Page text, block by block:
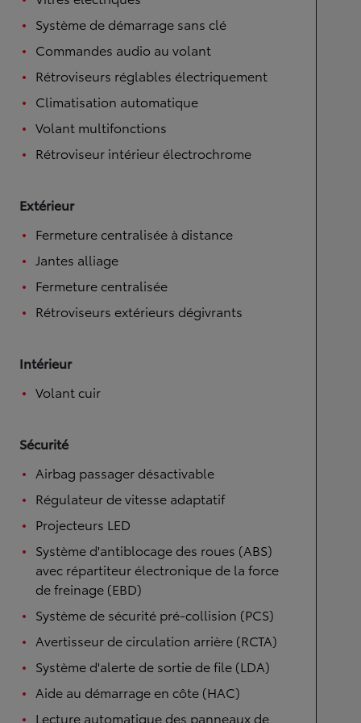
Système de démarrage sans clé
Commandes audio au volant
Rétroviseurs réglables électriquement
Climatisation automatique
Volant multifonctions
Rétroviseur intérieur électrochrome
Extérieur
Fermeture centralisée à distance
Jantes alliage
Fermeture centralisée
Rétroviseurs extérieurs dégivrants
Intérieur
Volant cuir
Sécurité
Airbag passager désactivable
Régulateur de vitesse adaptatif
Projecteurs LED
Système d'antiblocage des roues (ABS)
avec répartiteur électronique de la force
de freinage (EBD)
Système de sécurité pré-collision (PCS)
Avertisseur de circulation arrière (RCTA)
Système d'alerte de sortie de file (LDA)
Aide au démarrage en côte (HAC)
Lecture automatique des panneaux de